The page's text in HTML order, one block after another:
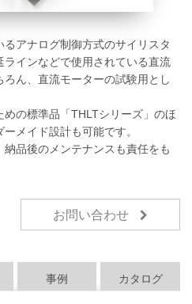
アナログ制御方式のサイリスタ
インなどで使用されている直流
ん、直流モーターの試験用とし
の標準品「THLTシリーズ」のほ
メイド設計も可能です。
品後のメンテナンスも責任をも
お問い合わせ
事例 カタログ